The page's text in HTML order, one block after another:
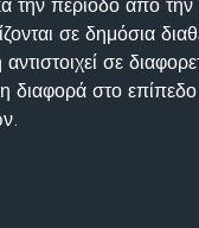
την περίοδο από
σε δημόσια
σε
διαφορά στο